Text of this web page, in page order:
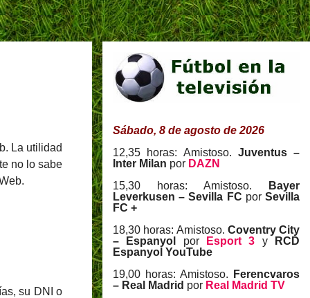
La utilidad
no lo sabe
su DNI o
Sábado, 8 de agosto de 2026
12,35 horas: Amistoso. Juventus –
Inter Milan por DAZN
15,30 horas: Amistoso.
Bayer
Leverkusen – Sevilla FC porSevilla
FC +
18,30 horas: Amistoso. Coventry City
– Espanyol
por Esport 3 y
RCD
Espanyol YouTube
19,00 horas: Amistoso.
Ferencvaros
– Real Madrid por Real Madrid TV